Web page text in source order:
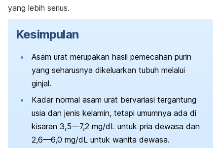
yang lebih serius.
Kesimpulan
Asam urat merupakan hasil pemecahan purin
yang seharusnya dikeluarkan tubuh melalui
ginjal.
Kadar normal asam urat bervariasi tergantung
usia dan jenis kelamin, tetapi umumnya ada di
kisaran 3,5—7,2 mg/dL untuk pria dewasa dan
2,6—6,0 mg/dL untuk wanita dewasa.